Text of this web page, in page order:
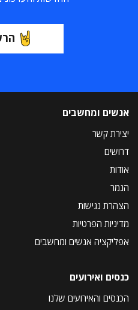
אנשים ומחשבים
יצירת קשר
דרושים
אודות
הנמר
הצהרת נגישות
מדיניות הפרטיות
אפליקציה אנשים ומחשבים
כנסים ואירועים
הכנסים והאירועים שלנו